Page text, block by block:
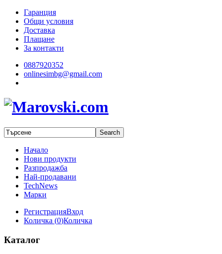
Гаранция
Общи условия
Доставка
Плащане
За контакти
0887920352
onlinesimbg@gmail.com
Начало
Нови продукти
Разпродажба
Най-продавани
TechNews
Марки
РегистрацияВход
Количка (0)Количка
Каталог